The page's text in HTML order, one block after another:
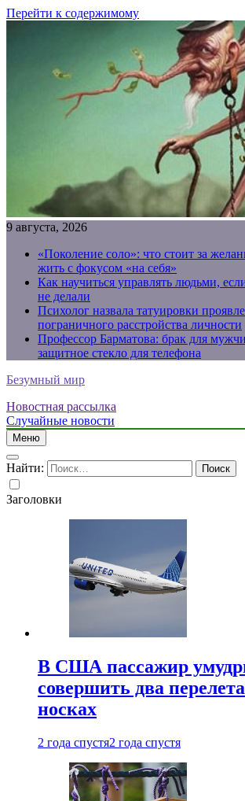
Перейти к содержимому
9 августа, 2026
«Поколение соло»: что стоит за
жить с фокусом «на себя»
Как научиться управлять людьми,
не делали
Психолог назвала татуировки
пограничного расстройства личности
Профессор Барматова: брак для
защитное стекло для телефона
Безумный мир
Новостная рассылка
Случайные новости
Меню
Найти:
Заголовки
В США пассажир
совершить два
носках
2 года спустя2 года спустя